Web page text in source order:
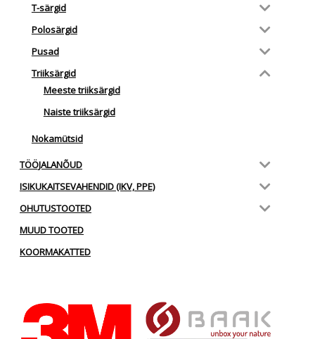
T-särgid
Polosärgid
Pusad
Triiksärgid
Meeste triiksärgid
Naiste triiksärgid
Nokamütsid
TÖÖJALANÕUD
ISIKUKAITSEVAHENDID (IKV, PPE)
OHUTUSTOOTED
MUUD TOOTED
KOORMAKATTED